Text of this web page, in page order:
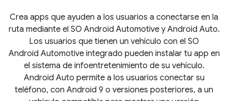
Crea apps que ayuden a los usuarios a conectarse en la
ruta mediante el SO Android Automotive y Android Auto.
Los usuarios que tienen un vehículo con el SO
Android Automotive integrado pueden instalar tu app en
el sistema de infoentretenimiento de su vehículo.
Android Auto permite a los usuarios conectar su
teléfono, con Android 9 o versiones posteriores, a un